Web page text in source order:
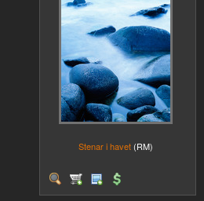
Stenar i havet (RM)